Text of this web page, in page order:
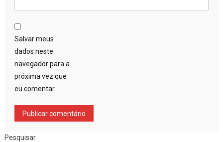
Salvar meus
dados neste
navegador para a
próxima vez que
eu comentar.
Pesquisar